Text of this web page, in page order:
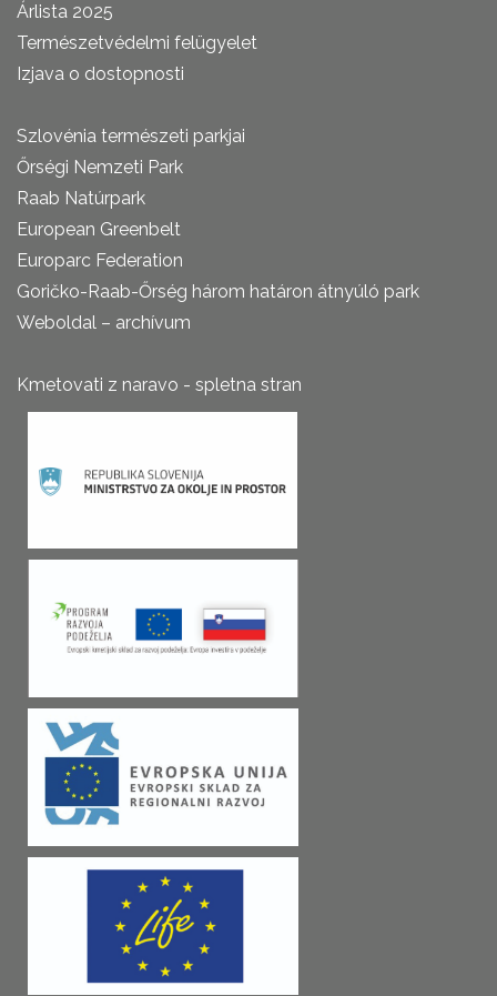
Árlista 2025
Természetvédelmi felügyelet
Izjava o dostopnosti
Szlovénia természeti parkjai
Őrségi Nemzeti Park
Raab Natúrpark
European Greenbelt
Europarc Federation
Goričko-Raab-Őrség három határon átnyúló park
Weboldal – archívum
Kmetovati z naravo - spletna stran